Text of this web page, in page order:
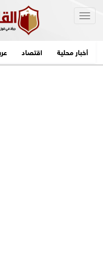
أخبار محلية اقتصاد